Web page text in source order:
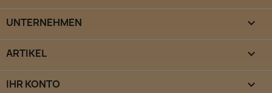
UNTERNEHMEN 
ARTIKEL 
IHR KONTO 